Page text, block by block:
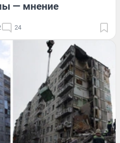
— мнение
24